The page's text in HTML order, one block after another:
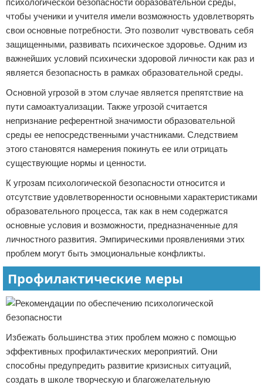
психологической безопасности образовательной среды,
чтобы ученики и учителя имели возможность удовлетворять
свои основные потребности. Это позволит чувствовать себя
защищенными, развивать психическое здоровье. Одним из
важнейших условий психически здоровой личности как раз и
является безопасность в рамках образовательной среды.
Основной угрозой в этом случае является препятствие на
пути самоактуализации. Также угрозой считается
непризнание референтной значимости образовательной
среды ее непосредственными участниками. Следствием
этого становятся намерения покинуть ее или отрицать
существующие нормы и ценности.
К угрозам психологической безопасности относится и
отсутствие удовлетворенности основными характеристиками
образовательного процесса, так как в нем содержатся
основные условия и возможности, предназначенные для
личностного развития. Эмпирическими проявлениями этих
проблем могут быть эмоциональные конфликты.
Профилактические меры
Избежать большинства этих проблем можно с помощью
эффективных профилактических мероприятий. Они
способны предупредить развитие кризисных ситуаций,
создать в школе творческую и благожелательную